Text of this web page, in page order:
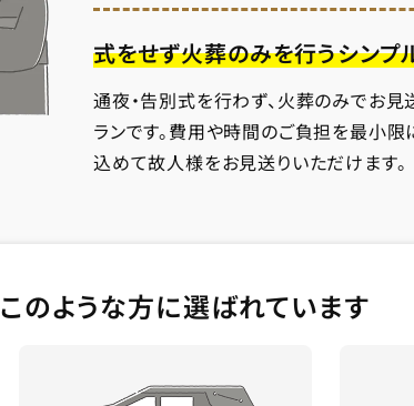
式をせず火葬のみを行うシンプ
通夜・告別式を行わず、火葬のみでお
ランです。費用や時間のご負担を最小限
込めて故人様をお見送りいただけます。
このような方に選ばれています